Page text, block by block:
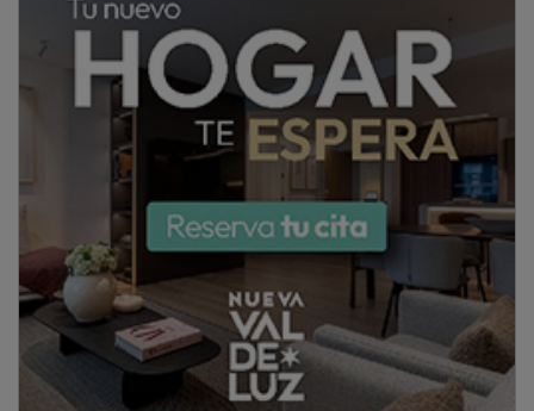
ampliación de una nave de logística.
NOTICIAS RELACIONADAS